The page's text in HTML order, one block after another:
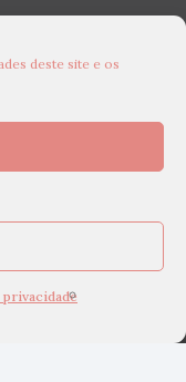
deste site e os